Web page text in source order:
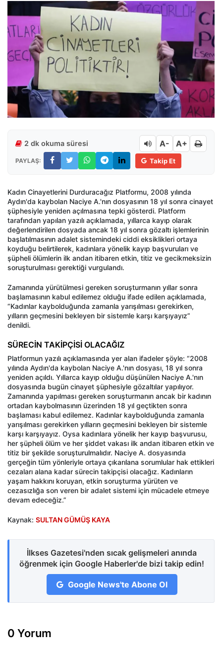
2 dk okuma süresi A- A+
PAYLAŞ: Takip Et
Kadın Cinayetlerini Durduracağız Platformu, 2008 yılında
Aydın'da kaybolan Naciye A.'nın dosyasının 18 yıl sonra cinayet
şüphesiyle yeniden açılmasına tepki gösterdi. Platform
tarafından yapılan yazılı açıklamada, yıllarca kayıp olarak
değerlendirilen dosyada ancak 18 yıl sonra gözaltı işlemlerinin
başlatılmasının adalet sistemindeki ciddi eksiklikleri ortaya
koyduğu belirtilerek, kadınlara yönelik kayıp başvuruları ve
şüpheli ölümlerin ilk andan itibaren etkin, titiz ve gecikmeksizin
soruşturulması gerektiği vurgulandı.
Zamanında yürütülmesi gereken soruşturmanın yıllar sonra
başlamasının kabul edilemez olduğu ifade edilen açıklamada,
“Kadınlar kaybolduğunda zamanla yarışılması gerekirken,
yılların geçmesini bekleyen bir sistemle karşı karşıyayız”
denildi.
SÜRECİN TAKİPÇİSİ OLACAĞIZ
Platformun yazılı açıklamasında yer alan ifadeler şöyle: “2008
yılında Aydın'da kaybolan Naciye A.'nın dosyası, 18 yıl sonra
yeniden açıldı. Yıllarca kayıp olduğu düşünülen Naciye A.'nın
dosyasında bugün cinayet şüphesiyle gözaltılar yapılıyor.
Zamanında yapılması gereken soruşturmanın ancak bir kadının
ortadan kaybolmasının üzerinden 18 yıl geçtikten sonra
başlaması kabul edilemez. Kadınlar kaybolduğunda zamanla
yarışılması gerekirken yılların geçmesini bekleyen bir sistemle
karşı karşıyayız. Oysa kadınlara yönelik her kayıp başvurusu,
her şüpheli ölüm ve her şiddet vakası ilk andan itibaren etkin ve
titiz bir şekilde soruşturulmalıdır. Naciye A. dosyasında
gerçeğin tüm yönleriyle ortaya çıkarılana sorumlular hak ettikleri
cezaları alana kadar sürecin takipçisi olacağız. Kadınların
yaşam hakkını koruyan, etkin soruşturma yürüten ve
cezasızlığa son veren bir adalet sistemi için mücadele etmeye
devam edeceğiz.”
Kaynak: SULTAN GÜMÜŞ KAYA
İlkses Gazetesi'nden sıcak gelişmeleri anında
öğrenmek için Google Haberler'de bizi takip edin!
Google News'te Abone Ol
0 Yorum